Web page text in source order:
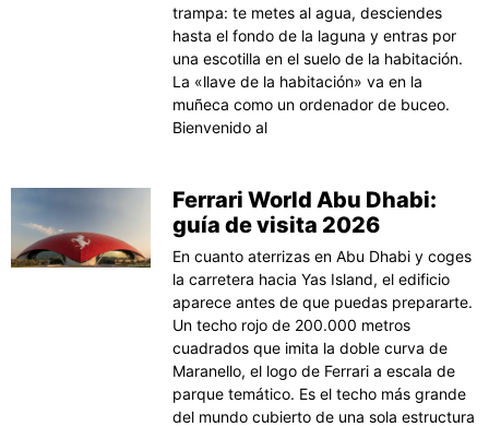
trampa: te metes al agua, desciendes
hasta el fondo de la laguna y entras por
una escotilla en el suelo de la habitación.
La «llave de la habitación» va en la
muñeca como un ordenador de buceo.
Bienvenido al
Ferrari World Abu Dhabi:
guía de visita 2026
En cuanto aterrizas en Abu Dhabi y coges
la carretera hacia Yas Island, el edificio
aparece antes de que puedas prepararte.
Un techo rojo de 200.000 metros
cuadrados que imita la doble curva de
Maranello, el logo de Ferrari a escala de
parque temático. Es el techo más grande
del mundo cubierto de una sola estructura